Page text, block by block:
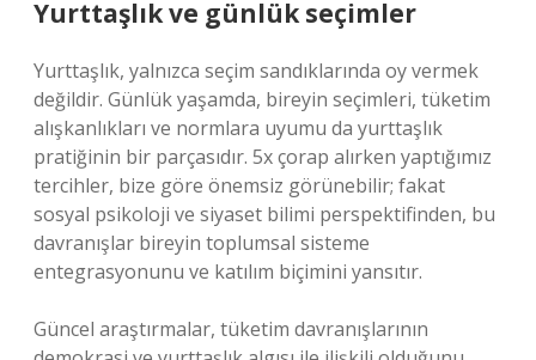
Yurttaşlık ve günlük seçimler
Yurttaşlık, yalnızca seçim sandıklarında oy vermek
değildir. Günlük yaşamda, bireyin seçimleri, tüketim
alışkanlıkları ve normlara uyumu da yurttaşlık
pratiğinin bir parçasıdır. 5x çorap alırken yaptığımız
tercihler, bize göre önemsiz görünebilir; fakat
sosyal psikoloji ve siyaset bilimi perspektifinden, bu
davranışlar bireyin toplumsal sisteme
entegrasyonunu ve katılım biçimini yansıtır.
Güncel araştırmalar, tüketim davranışlarının